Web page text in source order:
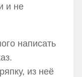
и не
написать
из неё